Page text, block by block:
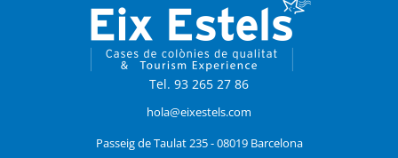
Tel. 93 265 27 86
hola@eixestels.com
Passeig de Taulat 235 - 08019 Barcelona